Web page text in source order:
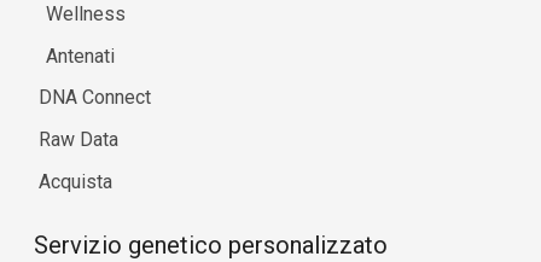
Wellness
Antenati
DNA Connect
Raw Data
Acquista
Servizio genetico personalizzato